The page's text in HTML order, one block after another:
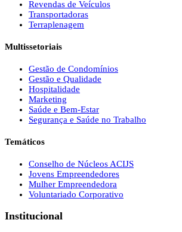
Revendas de Veículos
Transportadoras
Terraplenagem
Multissetoriais
Gestão de Condomínios
Gestão e Qualidade
Hospitalidade
Marketing
Saúde e Bem-Estar
Segurança e Saúde no Trabalho
Temáticos
Conselho de Núcleos ACIJS
Jovens Empreendedores
Mulher Empreendedora
Voluntariado Corporativo
Institucional